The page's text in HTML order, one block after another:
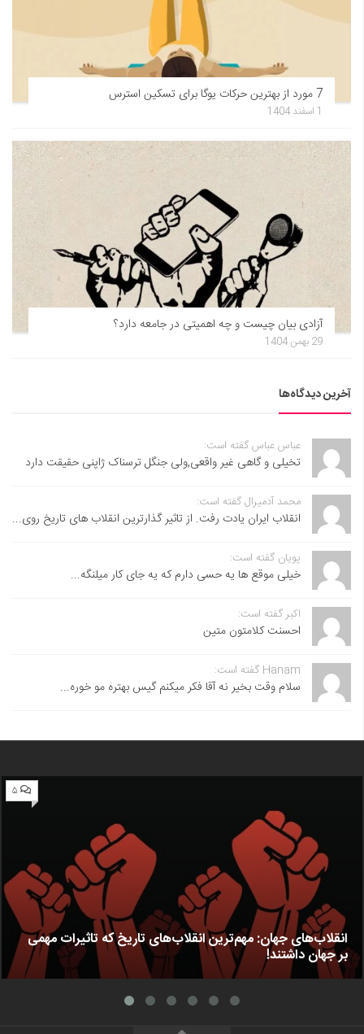
7 مورد از بهترین حرکات یوگا برای تسکین استرس
1 اسفند 1404
آزادی بیان چیست و چه اهمیتی در جامعه دارد؟
29 بهمن 1404
آخرین دیدگاه‌ها
عباس عباس گفته است:
تخیلی و گاهی غیر واقعی,ولی جنگل ترسناک ژاپنی حقیقت دارد
محمد آدمیرال گفته است:
انقلاب ایران یادت رفت. از تاثیر گذارترین انقلاب های تاریخ روی...
پویان گفته است:
خیلی موقع ها یه حسی دارم که یه جای کار میلنگه...
اکبر گفته است:
احسنت ‌کلامتون متین
Hanam گفته است:
سلام وقت بخیر نه آقا فکر میکنم گیس بهتره مو خوره...
۵
انقلاب‌های جهان: مهم‌ترین انقلاب‌های تاریخ که تاثیرات مهمی
بر جهان داشتند!